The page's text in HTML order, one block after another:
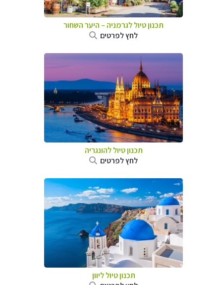
תכנון טיול לגרמניה – היער השחור
לחץ לפרטים
תכנון טיול להונגריה
לחץ לפרטים
תכנון טיול ליוון